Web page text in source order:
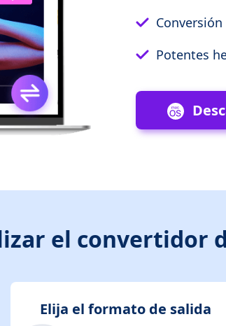
Potentes
el convertidor
Elija el formato de salida